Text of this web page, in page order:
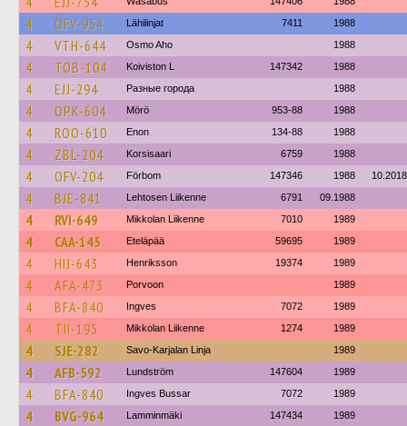
4 OFV-954 Lähilinjat 7411 1988
4 VTH-644 Osmo Aho 1988
4 TOB-104 Koiviston L 147342 1988
4 EJJ-294 Разные города 1988
4 OPK-604 Mörö 953-88 1988
4 ROO-610 Enon 134-88 1988
4 ZBL-204 Korsisaari 6759 1988
4 OFV-204 Förbom 147346 1988 10.2018
4 BJE-841 Lehtosen Liikenne 6791 09.1988
4 RVI-649 Mikkolan Liikenne 7010 1989
4 CAA-145 Eteläpää 59695 1989
4 HIJ-643 Henriksson 19374 1989
4 AFA-473 Porvoon 1989
4 BFA-840 Ingves 7072 1989
4 TII-195 Mikkolan Liikenne 1274 1989
4 SJE-282 Savo-Karjalan Linja 1989
4 AFB-592 Lundström 147604 1989
4 BFA-840 Ingves Bussar 7072 1989
4 BVG-964 Lamminmäki 147434 1989